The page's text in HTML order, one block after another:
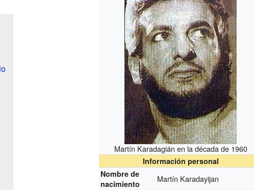
Martín Karadagián en la década de 1960
Información personal
Nombre de
nacimiento
Martín Karadayijan